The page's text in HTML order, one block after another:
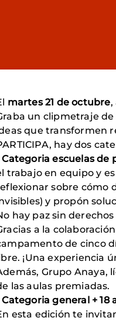
martes 21 de octubre,
un clipmetraje
que transformen
hay dos
Categoria escuelas
trabajo en equipo y
sobre cómo
y propón
hay paz sin derechos
a la
de cinco
¡Una experiencia
Grupo Anaya,
las aulas premiadas.
Categoria general + 18
esta edición te